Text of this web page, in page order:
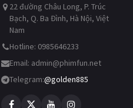
22 đường Châu Long, P. Trúc
Bạch, Q. Ba Đình, Hà Nội, Việt
Nam
Hotline: 0985646233
Email: admin@phimfun.net
Telegram:@golden885